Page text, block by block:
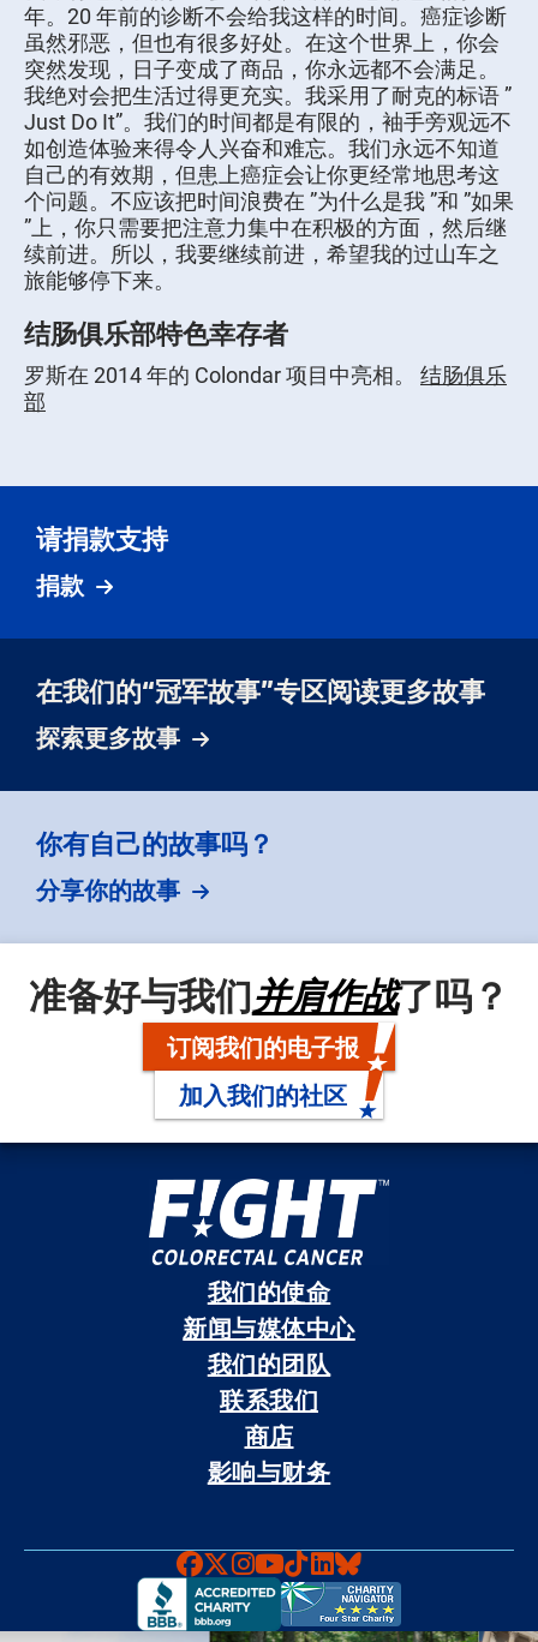
年。20 年前的诊断不会给我这样的时间。癌症诊断
虽然邪恶，但也有很多好处。在这个世界上，你会
突然发现，日子变成了商品，你永远都不会满足。
我绝对会把生活过得更充实。我采用了耐克的标语 ”
Just Do It”。我们的时间都是有限的，袖手旁观远不
如创造体验来得令人兴奋和难忘。我们永远不知道
自己的有效期，但患上癌症会让你更经常地思考这
个问题。不应该把时间浪费在 ”为什么是我 ”和 ”如果
”上，你只需要把注意力集中在积极的方面，然后继
续前进。所以，我要继续前进，希望我的过山车之
旅能够停下来。
结肠俱乐部特色幸存者
罗斯在 2014 年的 Colondar 项目中亮相。 结肠俱乐
部
请捐款支持
捐款
在我们的“冠军故事”专区阅读更多故事
探索更多故事
你有自己的故事吗？
分享你的故事
准备好与我们并肩作战了吗？
订阅我们的电子报
加入我们的社区
我们的使命
新闻与媒体中心
我们的团队
联系我们
商店
影响与财务
Faceboook
X Instagram
YouTube
TikTok
LinkedIn
Bluesky